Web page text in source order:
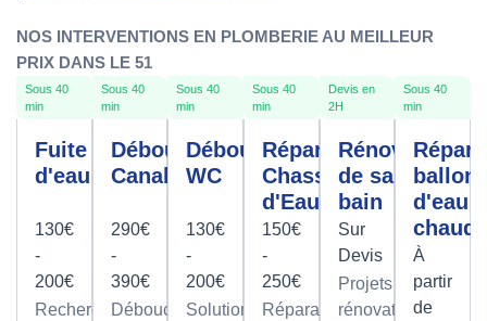
NOS INTERVENTIONS EN PLOMBERIE AU MEILLEUR
PRIX DANS LE 51
Sous 40
min
Fuite
d'eau
130€
-
200€
Recherche
Sous 40
min
Débouchage
Canalisation
290€
-
390€
Débouchage
Sous 40
min
Débouchage
WC
130€
-
200€
Solutions
Sous 40
min
Réparation
Chasse
d'Eau
150€
-
250€
Réparation et
Devis en
2H
Rénovation
de salle de
bain
Sur
Devis
Projets de
rénovation
Sous 40
min
ballon
d'eau
À
partir
de